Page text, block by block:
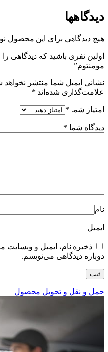
دیدگاهها
هیچ دیدگاهی برای این محصول
اولین نفری باشید که دیدگاهی
مومنتوم”
نشانی ایمیل شما منتشر نخواهد
علامت‌گذاری شده‌اند *
امتیاز شما *
دیدگاه شما *
نام
ایمیل
ذخیره نام، ایمیل و وبسایت
دوباره دیدگاهی می‌نویسم.
حمل و نقل و تحویل محصول